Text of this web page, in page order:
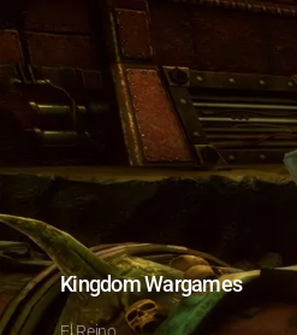
Kingdom Wargames